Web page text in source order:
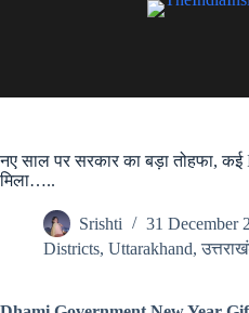
नए साल पर सरकार का बड़ा तोहफा,
मिला…..
Srishti
31 December
Districts, Uttarakhand,